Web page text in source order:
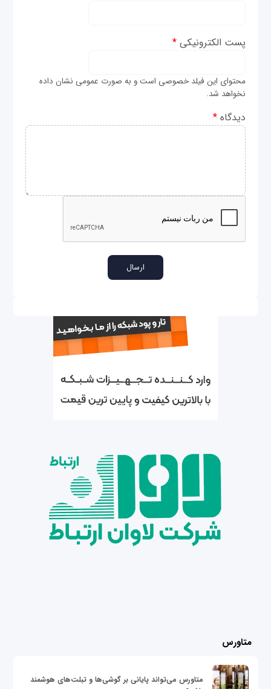
پست الکترونیکی*
محتوای این فیلد خصوصی است و به صورت عمومی نشان داده
نخواهد شد.
دیدگاه*
متاورس
متاورس می‌تواند پایانی بر گوشی‌ها و تبلت‌های هوشمند